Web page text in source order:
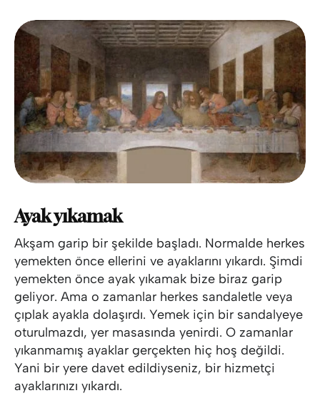
Ayak yıkamak
Akşam garip bir şekilde başladı. Normalde herkes
yemekten önce ellerini ve ayaklarını yıkardı. Şimdi
yemekten önce ayak yıkamak bize biraz garip
geliyor. Ama o zamanlar herkes sandaletle veya
çıplak ayakla dolaşırdı. Yemek için bir sandalyeye
oturulmazdı, yer masasında yenirdi. O zamanlar
yıkanmamış ayaklar gerçekten hiç hoş değildi.
Yani bir yere davet edildiyseniz, bir hizmetçi
ayaklarınızı yıkardı.